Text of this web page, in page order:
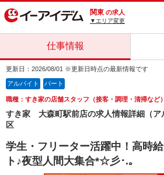
関東 の求人
▼エリア変更
仕事情報
更新日：2026/08/01 ※更新日時点の最新情報です
アルバイト パート
職種：すき家の店舗スタッフ（接客・調理・清掃など）
すき家 大森町駅前店の求人情報詳細（ア
区
学生・フリーター活躍中！高時
ト♪夜型人間大集合*☆彡･.｡